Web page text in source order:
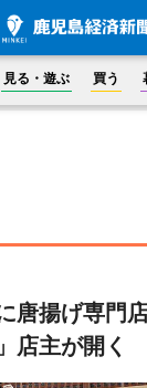
見る・遊ぶ 買う
唐揚げ専門
店主が開く